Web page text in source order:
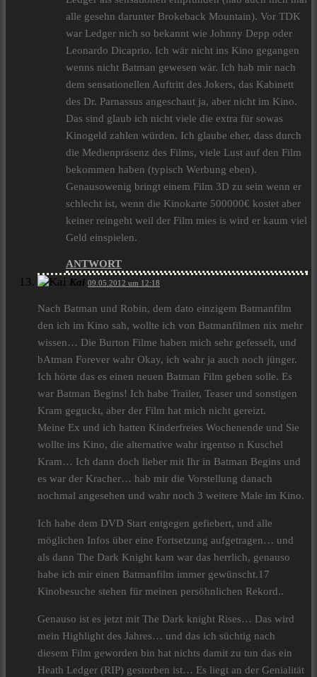
alle gesehn darunter Brokeback Mountain). Vor TDK
war Ledger nich so bekannt wie Johnny Depp oder
Leonardo Dicaprio. Ich wär nicht ins Kino gegangen
wenns nicht Batman gewesen wär. Ich hab mir nach
dem sensationellen Auftritt des Jokers, das Kabinett
des Dr. Parnassus angeschaut ja, aber nicht im Kino.
Das sind glaub ich nicht viele die extra für sowas
Kinogeld zahlen würden. Ich glaube eher, dass durch
die Medienpräsenz des Films, viele Lust auf den Film
bekommen haben (typisch Werbung eben).
Genausowenig bringt einem Film 3D zu sein wenn er
schlecht ist, wenn die Kinokarte 500000€ kostet aber
keiner reingeht weil der Film mies is wird er kaum viel
Geld einspielen.
ANTWORT
Kai 09.05.2012 um 12:18
Nach Batman und Robin, dem dato einzigem Batmanfilm
den ich im Kino sah, wollte ich von Batmanfilmen nix mehr
wissen… Die Burton Filme haben mich sehr gefesselt, und
bAtman Forever wahr Okay, ich wahr ja auch noch jünger.
Ich hörte das es einen neuen Batman Film geben solle. Es
war Batman Begins! Ich habe Trailer, Teaser und sonstigen
Kram geguckt, aber der Film hat mich nicht gereizt.
Meine Ex und ich hatten Kinderfreies Wochenende und Sie
wollte ins Kino, die alternative wahr irgentso n Kuschel
Kram… Ich dann doch lieber mit Ihr in Batman Begins und
es war der Kracher… hab mir die Vorstellung danach
nochmal angesehen und wahr noch 3 weitere Male im Kino.
Ich habe dem DVD Start entgegen gefiebert, und alle
möglichen Infos über eine Fortsetzung aufgetragen… und
als dann The Dark Knight kam war das herrlich, genauso
habe ich mir einen Batmanfilm immer gewünscht.17
Kinobesuche stehen für meinen persöhnlichen Rekord..
Genauso ist es jetzt mit The Dark knight Rises… Das wird
mein Highlight des Jahres… und das ich süchtig nach
diesem Film geworden bin hat nichts damit zu tun das ein
Heath Ledger (RIP) gestorben ist… Es liegt an der Genialität